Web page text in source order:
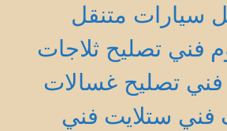
سيارات متنقل
فني تصليح ثلاجات
فني تصليح غسالات
فني ستلايت فني